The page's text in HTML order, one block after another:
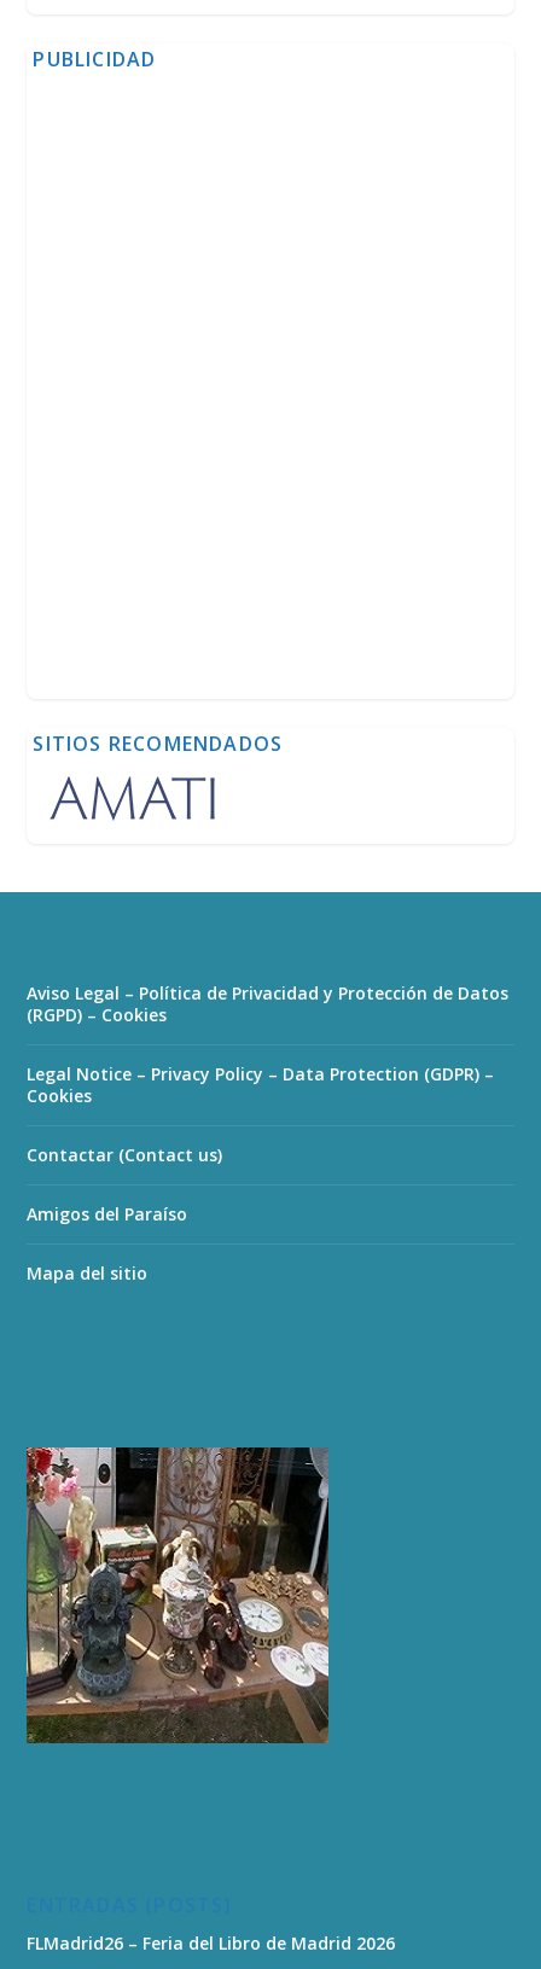
PUBLICIDAD
SITIOS RECOMENDADOS
Aviso Legal – Política de Privacidad y Protección de Datos
(RGPD) – Cookies
Legal Notice – Privacy Policy – Data Protection (GDPR) –
Cookies
Contactar (Contact us)
Amigos del Paraíso
Mapa del sitio
FLMadrid26 – Feria del Libro de Madrid 2026